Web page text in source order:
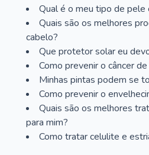
Qual é o meu tipo de pele
Quais são os melhores
cabelo?
Que protetor solar eu
Como prevenir o câncer
Minhas pintas podem se
Como prevenir o
Quais são os melhores
para mim?
Como tratar celulite e